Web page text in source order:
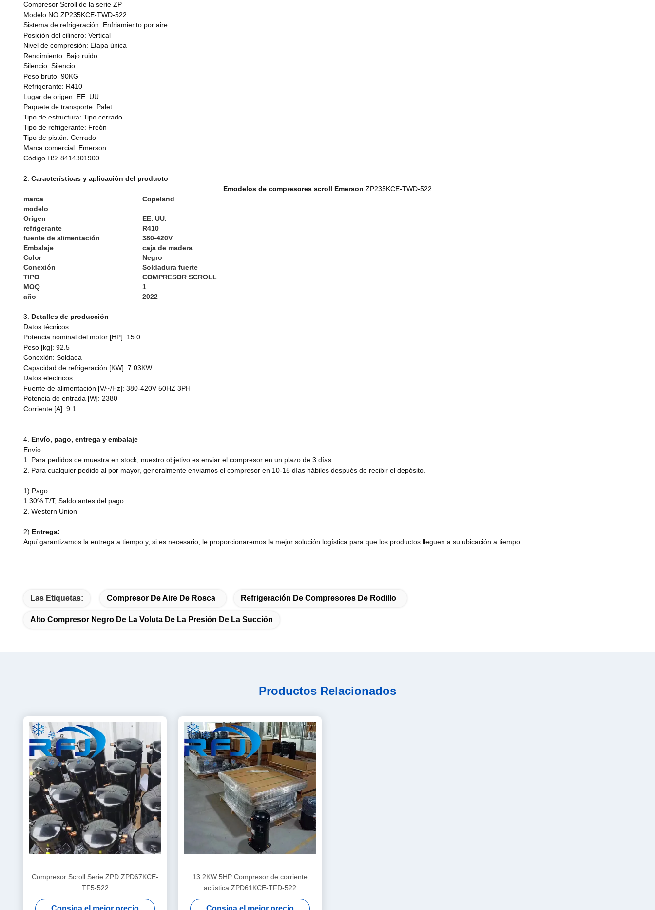
Compresor Scroll de la serie ZP
Modelo NO:ZP235KCE-TWD-522
Sistema de refrigeración: Enfriamiento por aire
Posición del cilindro: Vertical
Nivel de compresión: Etapa única
Rendimiento: Bajo ruido
Silencio: Silencio
Peso bruto: 90KG
Refrigerante: R410
Lugar de origen: EE. UU.
Paquete de transporte: Palet
Tipo de estructura: Tipo cerrado
Tipo de refrigerante: Freón
Tipo de pistón: Cerrado
Marca comercial: Emerson
Código HS: 8414301900
2. Características y aplicación del producto
Emodelos de compresores scroll Emerson ZP235KCE-TWD-522
marca
Copeland
modelo
Origen
EE. UU.
refrigerante
R410
fuente de alimentación
380-420V
Embalaje
caja de madera
Color
Negro
Conexión
Soldadura fuerte
TIPO
COMPRESOR SCROLL
MOQ
1
año
2022
3. Detalles de producción
Datos técnicos:
Potencia nominal del motor [HP]: 15.0
Peso [kg]: 92.5
Conexión: Soldada
Capacidad de refrigeración [KW]: 7.03KW
Datos eléctricos:
Fuente de alimentación [V/~/Hz]: 380-420V 50HZ 3PH
Potencia de entrada [W]: 2380
Corriente [A]: 9.1
4. Envío, pago, entrega y embalaje
Envío:
1. Para pedidos de muestra en stock, nuestro objetivo es enviar el compresor en un plazo de 3 días.
2. Para cualquier pedido al por mayor, generalmente enviamos el compresor en 10-15 días hábiles después de recibir el depósito.
1) Pago:
1.30% T/T, Saldo antes del pago
2. Western Union
2) Entrega:
Aquí garantizamos la entrega a tiempo y, si es necesario, le proporcionaremos la mejor solución logística para que los productos lleguen a su ubicación a tiempo.
Las Etiquetas: Compresor De Aire De Rosca Refrigeración De Compresores De Rodillo
Alto Compresor Negro De La Voluta De La Presión De La Succión
Productos Relacionados
Compresor Scroll Serie ZPD ZPD67KCE-
TF5-522
Consiga el mejor precio
13.2KW 5HP Compresor de corriente
acústica ZPD61KCE-TFD-522
Consiga el mejor precio